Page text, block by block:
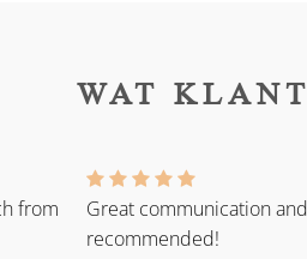
WAT
from
Great communication
recommended!